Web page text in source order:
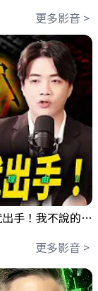
更多影音 >
【貪婪時間】格局要打開，下週訊號一亮就出手！我不說的話還真一堆人不知道！｜錢進大趨勢 Mr.智霖 陳 2026/08/08
更多影音 >